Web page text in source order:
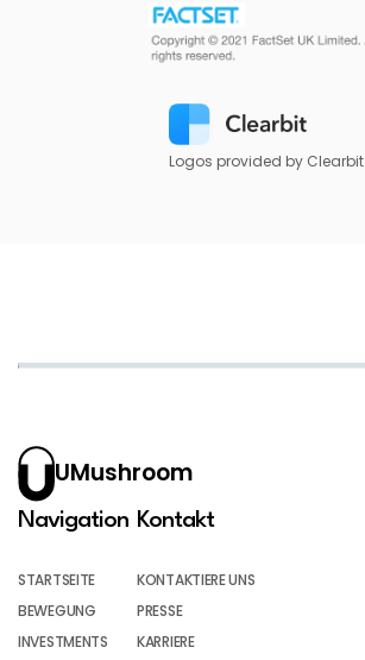
Logos provided by Clearbit
UMushroom
Navigation
STARTSEITE
BEWEGUNG
INVESTMENTS
Kontakt
KONTAKTIERE UNS
PRESSE
KARRIERE